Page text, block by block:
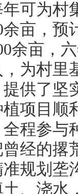
可为村
亩，预
余亩，
为村里
供了坚
目顺
程参
经的撂
规划垄
、浇水